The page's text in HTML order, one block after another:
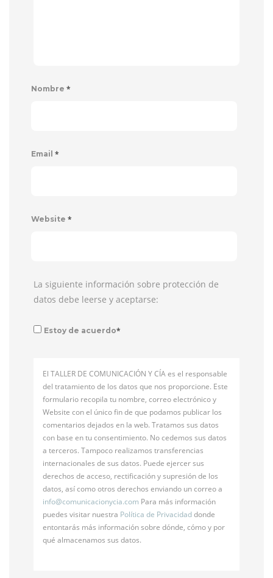
Nombre *
Email *
Website *
La siguiente información sobre protección de
datos debe leerse y aceptarse:
Estoy de acuerdo*
El TALLER DE COMUNICACIÓN Y CÍA es el responsable
del tratamiento de los datos que nos proporcione. Este
formulario recopila tu nombre, correo electrónico y
Website con el único fin de que podamos publicar los
comentarios dejados en la web. Tratamos sus datos
con base en tu consentimiento. No cedemos sus datos
a terceros. Tampoco realizamos transferencias
internacionales de sus datos. Puede ejercer sus
derechos de acceso, rectificación y supresión de los
datos, así como otros derechos enviando un correo a
info@comunicacionycia.com Para más información
puedes visitar nuestra Política de Privacidaddonde
entontarás más información sobre dónde, cómo y por
qué almacenamos sus datos.